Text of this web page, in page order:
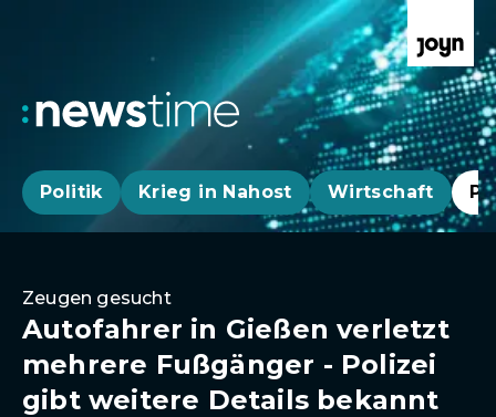
Politik Krieg in Nahost Wirtschaft
Zeugen gesucht
Autofahrer in Gießen verletzt
mehrere Fußgänger - Polizei
gibt weitere Details bekannt